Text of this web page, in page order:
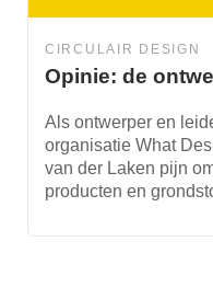
CIRCULAIR DESIGN
Opinie: de
Als ontwerper en
organisatie What
van der Laken pijn
producten en